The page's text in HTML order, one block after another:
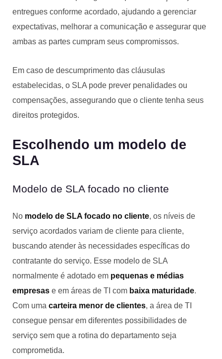
entregues conforme acordado, ajudando a gerenciar
expectativas, melhorar a comunicação e assegurar que
ambas as partes cumpram seus compromissos.
Em caso de descumprimento das cláusulas
estabelecidas, o SLA pode prever penalidades ou
compensações, assegurando que o cliente tenha seus
direitos protegidos.
Escolhendo um modelo de
SLA
Modelo de SLA focado no cliente
No modelo de SLA focado no cliente, os níveis de
serviço acordados variam de cliente para cliente,
buscando atender às necessidades específicas do
contratante do serviço. Esse modelo de SLA
normalmente é adotado em pequenas e médias
empresas e em áreas de TI com baixa maturidade.
Com uma carteira menor de clientes, a área de TI
consegue pensar em diferentes possibilidades de
serviço sem que a rotina do departamento seja
comprometida.